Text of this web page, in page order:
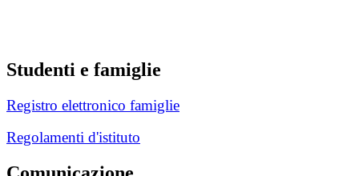
Studenti e famiglie
Registro elettronico famiglie
Regolamenti d'istituto